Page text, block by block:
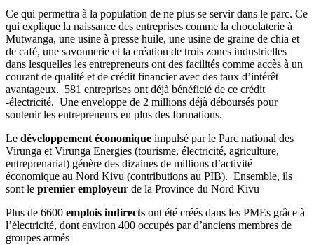
Ce qui permettra à la population de ne plus se servir dans le parc. Ce
qui explique la naissance des entreprises comme la chocolaterie à
Mutwanga, une usine à presse huile, une usine de graine de chia et
de café, une savonnerie et la création de trois zones industrielles
dans lesquelles les entrepreneurs ont des facilités comme accès à un
courant de qualité et de crédit financier avec des taux d’intérêt
avantageux. 581 entreprises ont déjà bénéficié de ce crédit
-électricité. Une enveloppe de 2 millions déjà déboursés pour
soutenir les entrepreneurs en plus des formations.
Le développement économique impulsé par le Parc national des
Virunga et Virunga Energies (tourisme, électricité, agriculture,
entreprenariat) génère des dizaines de millions d’activité
économique au Nord Kivu (contributions au PIB). Ensemble, ils
sont le premier employeur de la Province du Nord Kivu
Plus de 6600 emplois indirects ont été créés dans les PMEs grâce à
l’électricité, dont environ 400 occupés par d’anciens membres de
groupes armés